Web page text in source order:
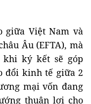
giữa Việt Nam và
Âu (EFTA), mà
ký kết sẽ góp
đổi kinh tế giữa 2
mại vốn đang
thuận lợi cho